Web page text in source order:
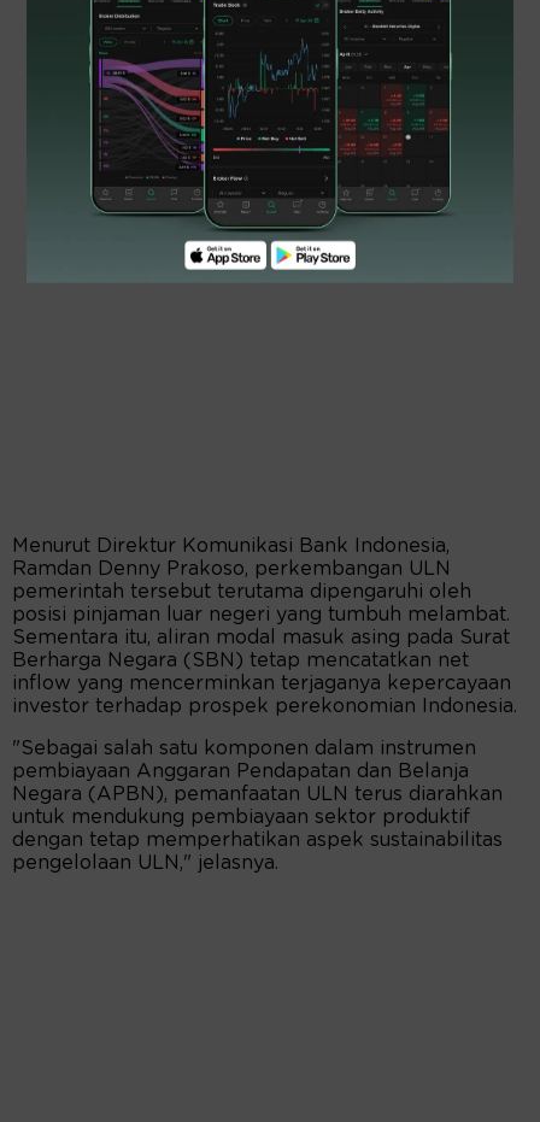
Menurut Direktur Komunikasi Bank Indonesia,
Ramdan Denny Prakoso, perkembangan ULN
pemerintah tersebut terutama dipengaruhi oleh
posisi pinjaman luar negeri yang tumbuh melambat.
Sementara itu, aliran modal masuk asing pada Surat
Berharga Negara (SBN) tetap mencatatkan net
inflow yang mencerminkan terjaganya kepercayaan
investor terhadap prospek perekonomian Indonesia.
"Sebagai salah satu komponen dalam instrumen
pembiayaan Anggaran Pendapatan dan Belanja
Negara (APBN), pemanfaatan ULN terus diarahkan
untuk mendukung pembiayaan sektor produktif
dengan tetap memperhatikan aspek sustainabilitas
pengelolaan ULN," jelasnya.